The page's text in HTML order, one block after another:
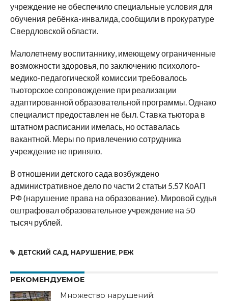
учреждение не обеспечило специальные условия для
обучения ребёнка-инвалида, сообщили в прокуратуре
Свердловской области.
Малолетнему воспитаннику, имеющему ограниченные
возможности здоровья, по заключению психолого-
медико-педагогической комиссии требовалось
тьюторское сопровождение при реализации
адаптированной образовательной программы. Однако
специалист предоставлен не был. Ставка тьютора в
штатном расписании имелась, но оставалась
вакантной. Меры по привлечению сотрудника
учреждение не приняло.
В отношении детского сада возбуждено
административное дело по части 2 статьи 5.57 КоАП
РФ (нарушение права на образование). Мировой судья
оштрафовал образовательное учреждение на 50
тысяч рублей.
ДЕТСКИЙ САД, НАРУШЕНИЕ, РЕЖ
РЕКОМЕНДУЕМОЕ
Множество нарушений: